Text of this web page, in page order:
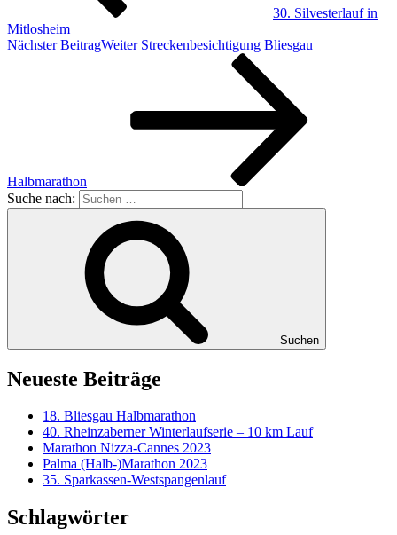
30. Silvesterlauf in
Mitlosheim
Nächster BeitragWeiter Streckenbesichtigung Bliesgau
Halbmarathon
Suche nach:
Suchen
Neueste Beiträge
18. Bliesgau Halbmarathon
40. Rheinzaberner Winterlaufserie – 10 km Lauf
Marathon Nizza-Cannes 2023
Palma (Halb-)Marathon 2023
35. Sparkassen-Westspangenlauf
Schlagwörter